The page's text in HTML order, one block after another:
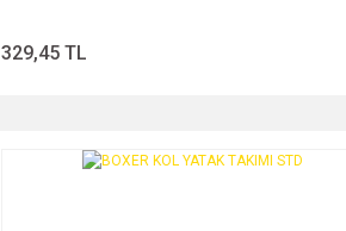
329,45 TL